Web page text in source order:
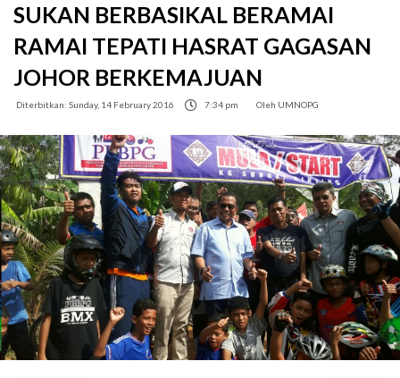
SUKAN BERBASIKAL BERAMAI
RAMAI TEPATI HASRAT GAGASAN
JOHOR BERKEMAJUAN
Diterbitkan: Sunday, 14 February 2016 7:34 pm Oleh UMNOPG